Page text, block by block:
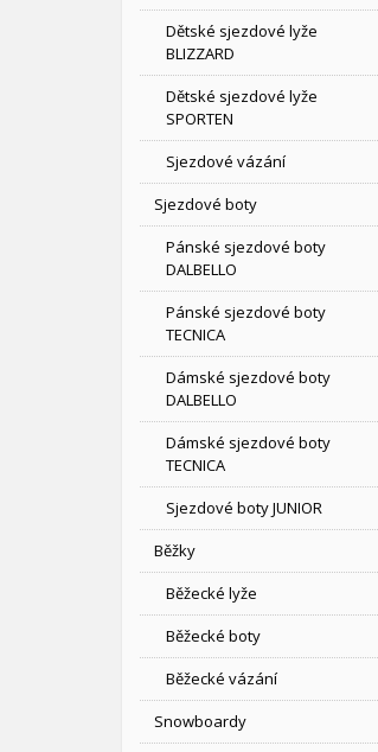
Dětské sjezdové lyže
BLIZZARD
Dětské sjezdové lyže
SPORTEN
Sjezdové vázání
Sjezdové boty
Pánské sjezdové boty
DALBELLO
Pánské sjezdové boty
TECNICA
Dámské sjezdové boty
DALBELLO
Dámské sjezdové boty
TECNICA
Sjezdové boty JUNIOR
Běžky
Běžecké lyže
Běžecké boty
Běžecké vázání
Snowboardy